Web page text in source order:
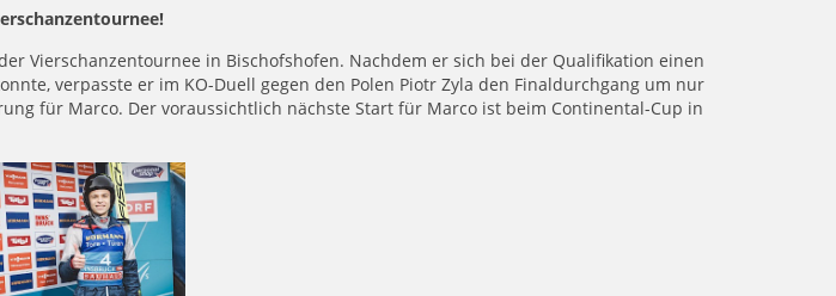
Vierschanzentournee in Bischofshofen. Nachdem er sich bei der Qualifikation einen
verpasste er im KO-Duell gegen den Polen Piotr Zyla den Finaldurchgang um nur
für Marco. Der voraussichtlich nächste Start für Marco ist beim Continental-Cup in